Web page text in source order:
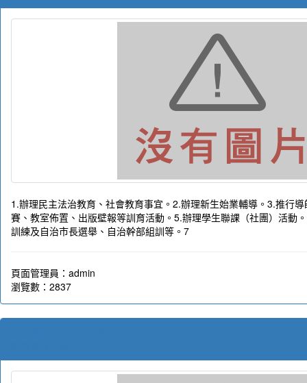
1.辦理民主法治教育、社會教育事宜。2.辦理新生始業輔導。3.推行
賽、教室佈置、出版壁報等訓育活動。5.辦理學生聯課（社團）活動
訓練及自治市長選舉、自治幹部組訓等。7
頁面管理員：admin
瀏覽數：2837